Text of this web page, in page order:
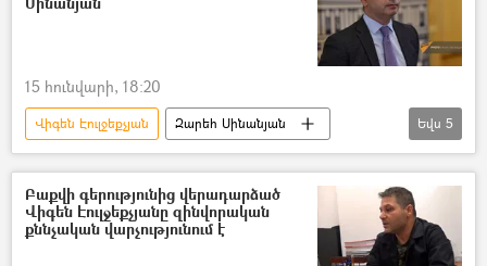
15 հունվարի, 18:20
Վիգեն Էուլջեքչյան
Զարեհ Սինանյան
Բաքու
գերի
Հայաստան
Ադրբեջան
հայ-ադրբեջանական
Եվս 5
Բաքվի գերությունից վերադարձած
Վիգեն Էուլջեքչյանը զինվորական
քննչական վարչությունում է